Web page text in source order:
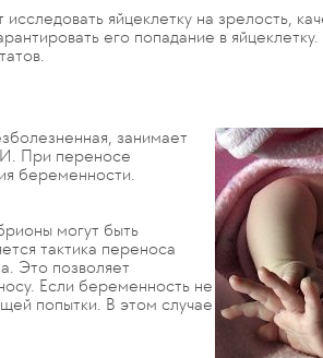
яйцеклетку на зрелость,
его попадание в
занимает
При переносе
беременности.
могут быть
тактика переноса
Это позволяет
Если беременность не
попытки. В этом случае